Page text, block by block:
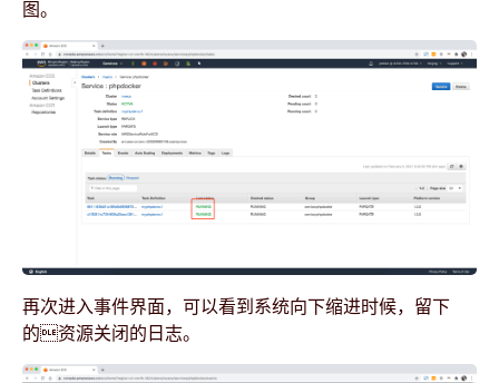
图。
再次进入事件界面，可以看到系统向下缩进时候，留下
的资源关闭的日志。